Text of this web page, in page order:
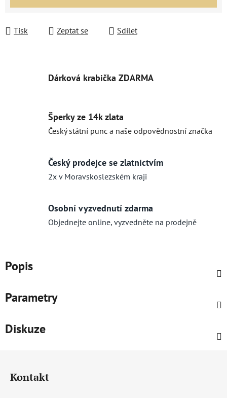
Tisk Zeptat se Sdílet
Dárková krabička ZDARMA
Šperky ze 14k zlata
Český státní punc a naše odpovědnostní značka
Český prodejce se zlatnictvím
2x v Moravskoslezském kraji
Osobní vyzvednutí zdarma
Objednejte online, vyzvedněte na prodejně
Popis
Parametry
Diskuze
Kontakt